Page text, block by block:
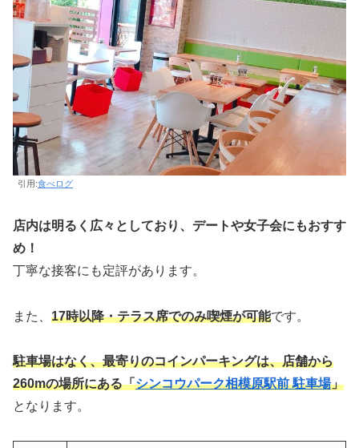
引用:食べログ
店内は明るく広々としており、デートや女子会にもおすす
め！
丁寧な接客にも定評があります。
また、 17時以降・テラス席でのみ喫煙が可能です。
駐車場はなく、最寄りのコインパーキングは、店舗から
260mの場所にある「シンコウパーク相模原駅前 駐車場」
となります。